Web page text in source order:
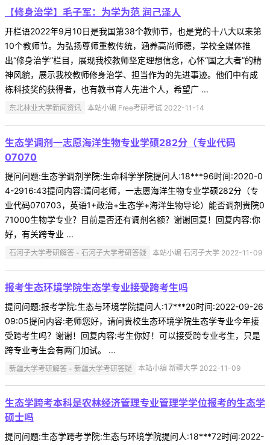
【修身治学】毛子军：为学为范 润己泽人
开栏语2022年9月10日是我国第38个教师节，也是党的十八大以来第
10个教师节。为弘扬尊师重教传统，涵养高尚师德，学校全媒体推
出“修身治学”栏目，展现我校教师坚定理想信念，心怀“国之大者”的精
神风貌，展示我校教师修身治学、担当作为的先进事迹。他们中有成
栋科技奖的获得者，也有教书育人先进个人，希望广 ...
东北林业大学新闻资讯 本站小编 Free考研考试 2022-11-14
生态学调剂一志愿海洋生物专业学硕282分（专业代码
07070
提问问题:生态学调剂学院:生命科学学院提问人:18***96时间:2020-0
4-2916:43提问内容:请问老师，一志愿海洋生物专业学硕282分（专
业代码070703，英语1+政治+生态学+海洋生物导论）能否调剂贵院0
71000生物学专业？目前是否还有调剂名额？谢谢回复！回复内容:你
好，有关跨专业 ...
石河子大学考研解答 - 石河子大学考研答疑 本站小编 石河子大学 2022-11-09
报考生态环境学院生态学专业接受跨考生吗
提问问题:报考学院:生态与环境学院提问人:17***20时间:2022-09-26
09:05提问内容:老师您好，请问贵校生态环境学院生态学专业今年接
受跨考生吗？谢谢！回复内容:考生你好！可以接受跨专业考生，只是
跨专业考生会有两门加试。 ...
新疆大学考研解答 - 新疆大学考研答疑 本站小编 新疆大学 2022-11-09
生态学跨考本科是农林经济管理专业管理学学位报考的生态学
硕士吗
提问问题:生态学跨考学院:生态与环境学院提问人:18***72时间:2022-